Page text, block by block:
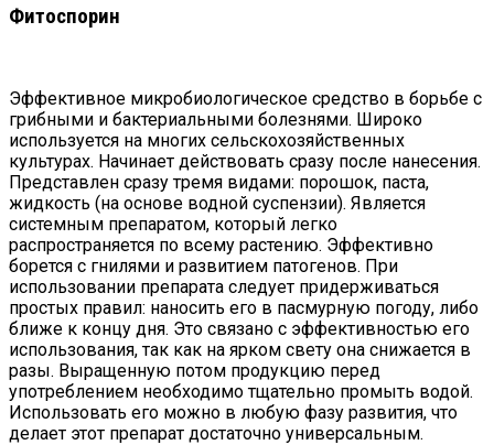
Фитоспорин
Эффективное микробиологическое средство в борьбе с
грибными и бактериальными болезнями. Широко
используется на многих сельскохозяйственных
культурах. Начинает действовать сразу после нанесения.
Представлен сразу тремя видами: порошок, паста,
жидкость (на основе водной суспензии). Является
системным препаратом, который легко
распространяется по всему растению. Эффективно
борется с гнилями и развитием патогенов. При
использовании препарата следует придерживаться
простых правил: наносить его в пасмурную погоду, либо
ближе к концу дня. Это связано с эффективностью его
использования, так как на ярком свету она снижается в
разы. Выращенную потом продукцию перед
употреблением необходимо тщательно промыть водой.
Использовать его можно в любую фазу развития, что
делает этот препарат достаточно универсальным.